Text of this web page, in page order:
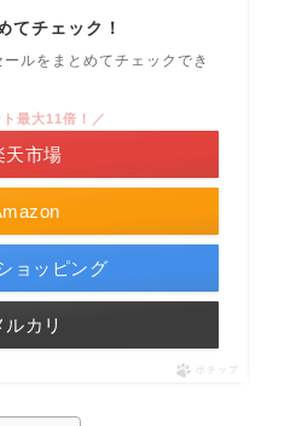
てチェック！
ルをまとめてチェックでき
最大11倍！／
天市場
ョッピング
ルカリ
ポチップ